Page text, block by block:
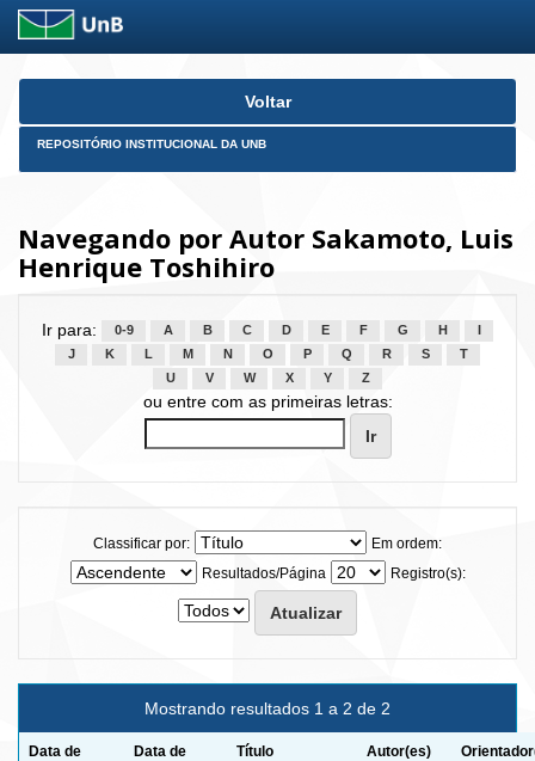
Skip
Voltar
REPOSITÓRIO INSTITUCIONAL DA UNB
Navegando por Autor Sakamoto, Luis
Henrique Toshihiro
Ir para: 0-9 A B C D E F G H
J
K L M N O P Q R S
T
U
V W X Y Z
ou entre com as primeiras letras:
Classificar por:
Em ordem:
Resultados/Página
Registro(s):
Mostrando resultados 1 a 2 de 2
Data de
Data de
Título Autor(es)